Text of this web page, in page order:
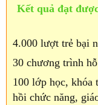
Kết quả đạt
4.000 lượt trẻ bại
30 chương trình
100 lớp học, khóa
hồi chức năng,